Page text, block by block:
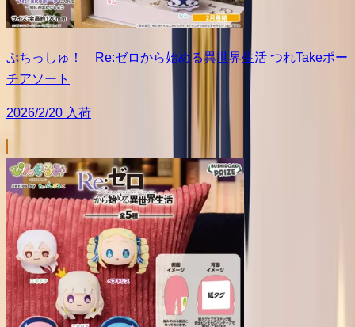
ぷちっしゅ！ Re:ゼロから始める異世界生活 つれTakeポー
チアソート
2026/2/20 入荷